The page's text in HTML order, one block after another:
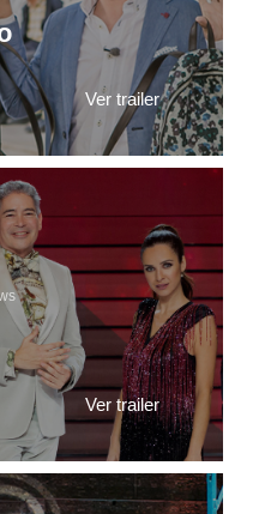
Ver trailer
Ver trailer